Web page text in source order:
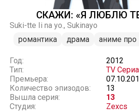
СКАЖИ: «Я ЛЮБЛЮ
Suki-tte Ii na yo., Sukinayo
романтика
драма аниме
Год:
2012
Тип:
TV
Премьера:
Количество эпизодов:
13
Вышла серия:
13
Студия:
Zexcs